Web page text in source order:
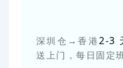
深圳仓→香港2-3
送上门，每日固定